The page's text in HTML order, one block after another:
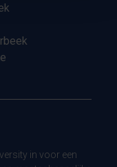
in voor een